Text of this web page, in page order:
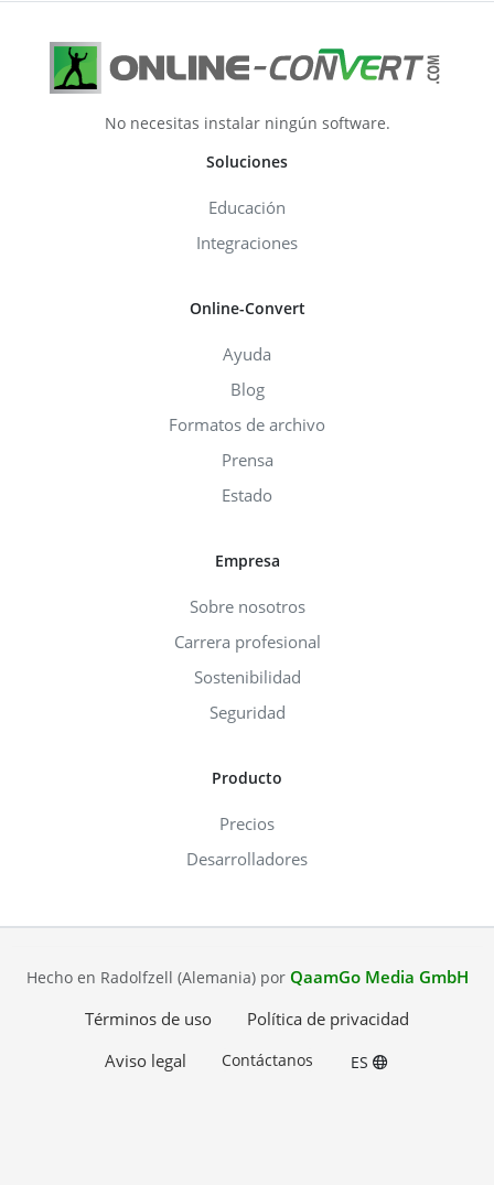
No necesitas instalar ningún software.
Soluciones
Educación
Integraciones
Online-Convert
Ayuda
Blog
Formatos de archivo
Prensa
Estado
Empresa
Sobre nosotros
Carrera profesional
Sostenibilidad
Seguridad
Producto
Precios
Desarrolladores
Hecho en Radolfzell (Alemania) por QaamGo Media GmbH
Términos de uso
Política de privacidad
Aviso legal
Contáctanos ES